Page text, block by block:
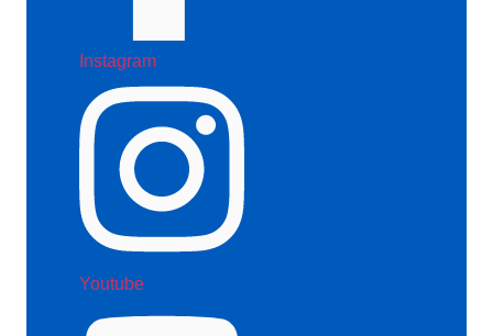
Instagram
Youtube